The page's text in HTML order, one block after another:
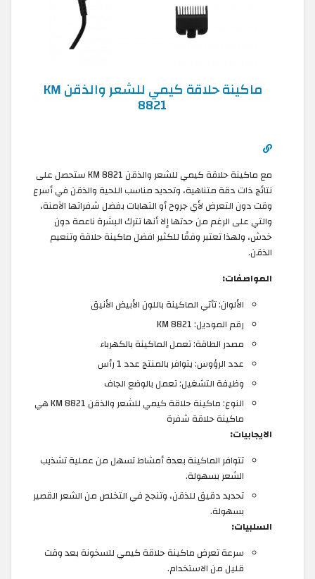
ماكينة حلاقة كيمي للشعر والذقن KM
8821
مع ماكينة حلاقة كيمي للشعر والذقن KM 8821 ستحصل على
نتائج ذات دقة متناهية، وتحديد مناسب اللحية والذقن في أسرع
وقت دون التعرض لأي جروح أو التهابات بفضل شفراتها الآمنة،
والتي على الرغم من حدتها إلا أنها تترك البشرة ناعمة دون
خدش، ولهذا تعتبر وفقًا للكثير افضل ماكينة حلاقة وتنعيم
الذقن.
المواصفات:
الألوان: تأتي الماكينة باللون الأبيض الأنيق
رقم الموديل: KM 8821
مصدر الطاقة: تعمل الماكينة بالكهرباء
عدد الرؤوس: يتوافر بالمنتج عدد 1 رأس
وظيفة التشغيل: تعمل بالوضع الجاف
النوع: ماكينة حلاقة كيمي للشعر والذقن KM 8821 هي
ماكينة حلاقة شفرة
الايجابيات:
تتوافر الماكينة بعدة أمشاط تسهل من عملية تشذيب
الشعر بسهولة.
تحديد دقيق للذقن، وتنجح في التخلص من الشعر القصير
بسهولة.
السلبيات:
سرعة تعرض ماكينة حلاقة كيمي للسخونة بعد وقت
قليل من الاستخدام.